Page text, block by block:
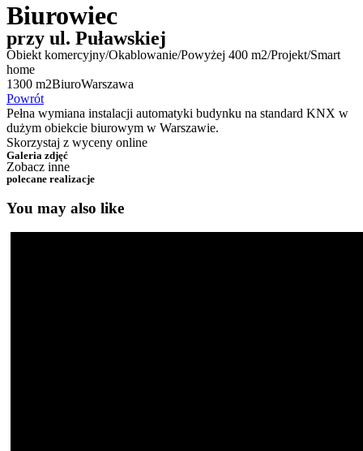
Biurowiec
przy ul. Puławskiej
Obiekt komercyjny/Okablowanie/Powyżej 400 m2/Projekt/Smart
home
1300 m2BiuroWarszawa
Powrót
Pełna wymiana instalacji automatyki budynku na standard KNX w
dużym obiekcie biurowym w Warszawie.
Skorzystaj z wyceny online
Galeria zdjęć
Zobacz inne
polecane realizacje
You may also like